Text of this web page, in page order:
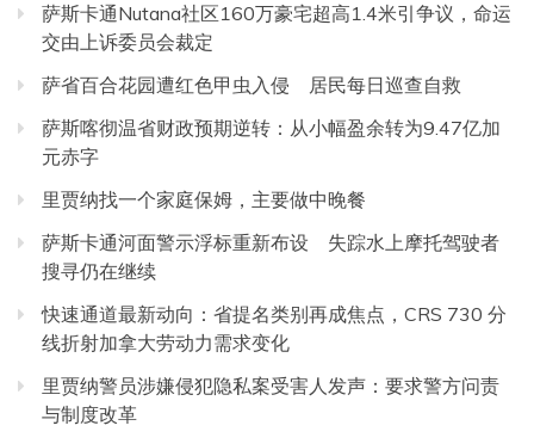
萨斯卡通Nutana社区160万豪宅超高1.4米引争议，命运
交由上诉委员会裁定
萨省百合花园遭红色甲虫入侵 居民每日巡查自救
萨斯喀彻温省财政预期逆转：从小幅盈余转为9.47亿加
元赤字
里贾纳找一个家庭保姆，主要做中晚餐
萨斯卡通河面警示浮标重新布设 失踪水上摩托驾驶者
搜寻仍在继续
快速通道最新动向：省提名类别再成焦点，CRS 730 分
线折射加拿大劳动力需求变化
里贾纳警员涉嫌侵犯隐私案受害人发声：要求警方问责
与制度改革